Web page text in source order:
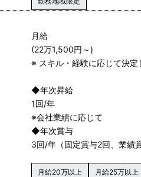
月給
(22万1,500円～)
※ スキル・経験に応じて決定
◆年次昇給
1回/年
※会社業績に応じて
◆年次賞与
3回/年（固定賞与2回、業績
月給20万以上 月給25万以上